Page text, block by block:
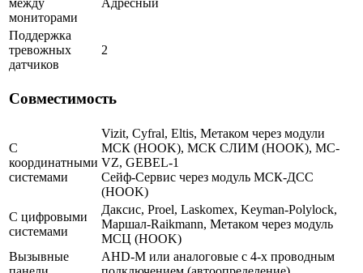
мониторами
Поддержка
тревожных
датчиков
2
Совместимость
С
координатными
системами
Vizit, Cyfral, Eltis, Метаком через модули
МСК (HOOK), МСК СЛИМ (HOOK), MC-
VZ, GEBEL-1
Сейф-Сервис через модуль МСК-ДСС
(HOOK)
С цифровыми
системами
Даксис, Proel, Laskomex, Keyman-Polylock,
Маршал-Raikmann, Метаком через модуль
МСЦ (HOOK)
Вызывные
AHD-M или аналоговые с 4-х проводным